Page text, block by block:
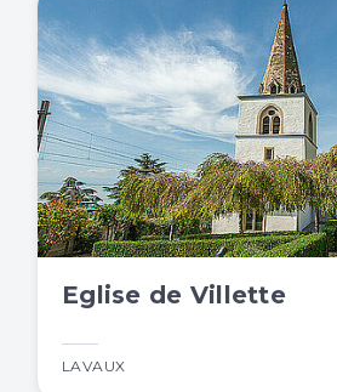
Eglise de Villette
LAVAUX